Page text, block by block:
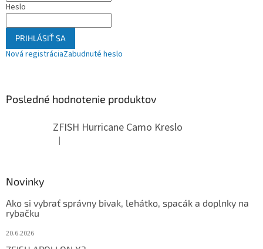
Heslo
PRIHLÁSIŤ SA
Nová registráciaZabudnuté heslo
Posledné hodnotenie produktov
ZFISH Hurricane Camo Kreslo
Hodnotenie produktu je 5 z 5 hviezdičiek.
|
Novinky
Ako si vybrať správny bivak, lehátko, spacák a doplnky na
rybačku
20.6.2026